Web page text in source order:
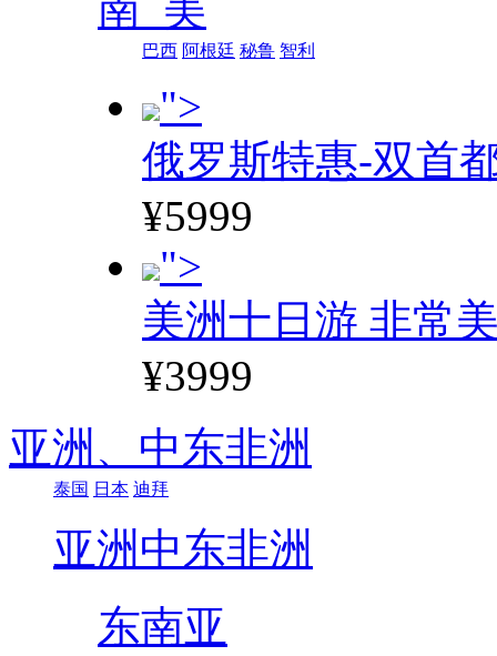
巴西 阿根廷 秘鲁 智利
">
俄罗斯特惠-双首
¥5999
">
美洲十日游 非常
¥3999
亚洲、 中东非洲
泰国 日本 迪拜
亚洲 中东非洲
东南亚